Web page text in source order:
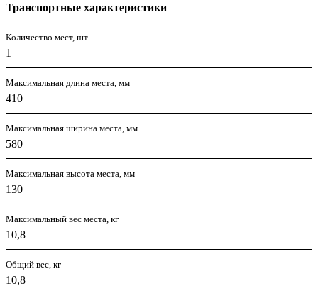
Транспортные характеристики
Количество мест, шт.
1
Максимальная длина места, мм
410
Максимальная ширина места, мм
580
Максимальная высота места, мм
130
Максимальный вес места, кг
10,8
Общий вес, кг
10,8